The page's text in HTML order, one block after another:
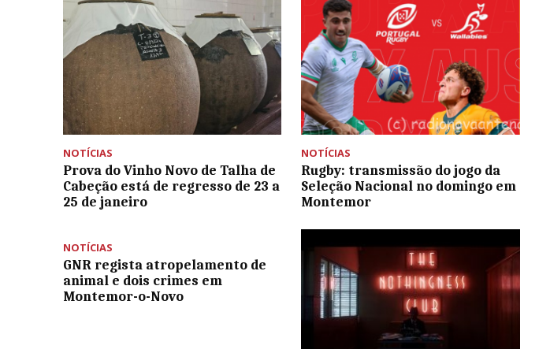
NOTÍCIAS
Prova do Vinho Novo de Talha de
Cabeção está de regresso de 23 a
25 de janeiro
NOTÍCIAS
Rugby: transmissão do jogo da
Seleção Nacional no domingo em
Montemor
NOTÍCIAS
GNR regista atropelamento de
animal e dois crimes em
Montemor-o-Novo